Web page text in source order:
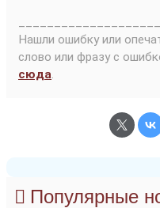
Нашли ошибку или
слово или фразу с
сюда.
Популярные